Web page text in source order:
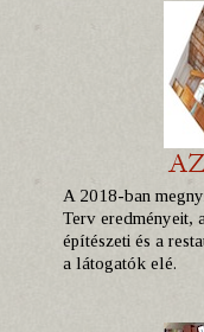
A 2018-ban
Terv eredményeit,
építészeti és a
a látogatók elé.